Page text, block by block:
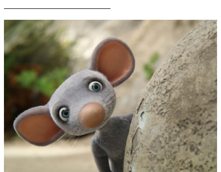
kertmozizni is. Programajánló hétvégére a
Minimatinétól!